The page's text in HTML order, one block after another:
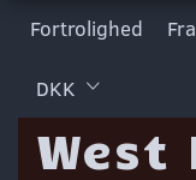
Fortrolighed
DKK